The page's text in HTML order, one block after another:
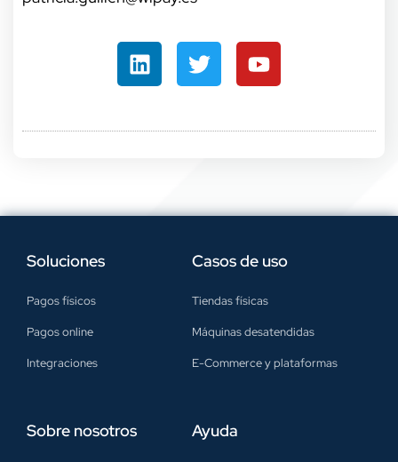
Soluciones
Pagos físicos
Pagos online
Integraciones
Casos de uso
Tiendas físicas
Máquinas desatendidas
E-Commerce y plataformas
Sobre nosotros Ayuda